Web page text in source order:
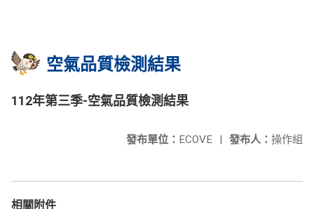
空氣品質檢測結果
112年第三季-空氣品質檢測結果
發布人： 操作組
發布單位： ECOVE |
相關附件